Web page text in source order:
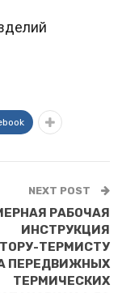
NEXT POST
РАБОЧАЯ
ИНСТРУКЦИЯ
ТЕРМИСТУ
ПЕРЕДВИЖНЫХ
ТЕРМИЧЕСКИХ